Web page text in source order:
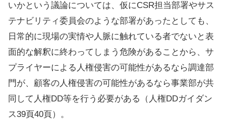
いかという議論については、仮にCSR担当部署やサス
テナビリティ委員会のような部署があったとしても、
日常的に現場の実情や人脈に触れている者でないと表
面的な解釈に終わってしまう危険があることから、サ
プライヤーによる人権侵害の可能性があるなら調達部
門が、顧客の人権侵害の可能性があるなら事業部が共
同して人権DD等を行う必要がある（人権DDガイダン
ス39頁40頁）。